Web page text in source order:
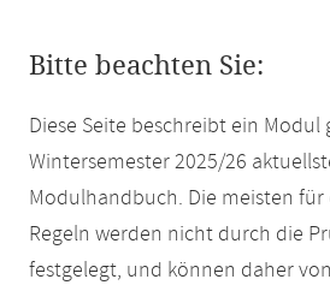
Bitte beachten Sie:
Diese Seite beschreibt ein Modul
Wintersemester 2025/26
Modulhandbuch. Die meisten
Regeln werden nicht durch die
festgelegt, und können daher